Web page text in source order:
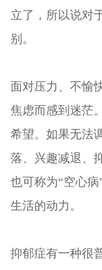
立了，所以说对
别。
面对压力、不愉
焦虑而感到迷茫
希望。如果无法
落、兴趣减退、
也可称为“空心
生活的动力。
抑郁症有一种很